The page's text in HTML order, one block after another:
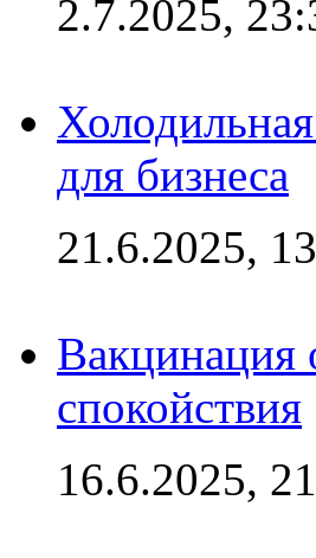
2.7.2025,
для бизнеса
21.6.2025,
Вакцинация
спокойствия
16.6.2025,